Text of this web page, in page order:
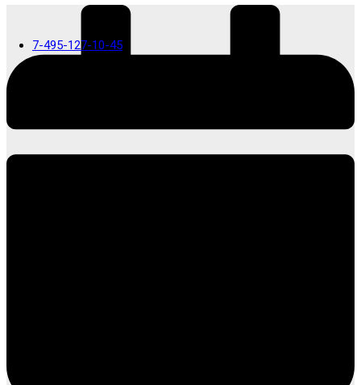
7-495-127-10-45